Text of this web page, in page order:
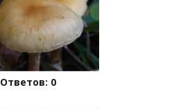
Ответов: 0